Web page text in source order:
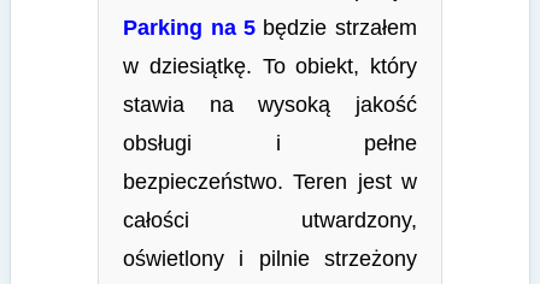
Parking na 5 będzie strzałem
w dziesiątkę. To obiekt, który
stawia na wysoką jakość
obsługi i pełne
bezpieczeństwo. Teren jest w
całości utwardzony,
oświetlony i pilnie strzeżony